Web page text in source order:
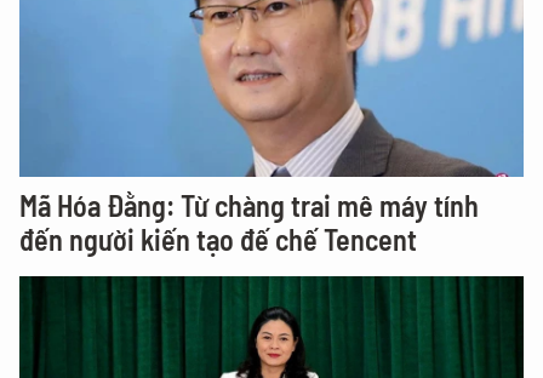
Mã Hóa Đằng: Từ chàng trai mê máy tính
đến người kiến tạo đế chế Tencent